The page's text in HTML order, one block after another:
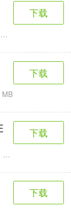
正式版
下载
MB
下载
11.8 MB
下载
下载